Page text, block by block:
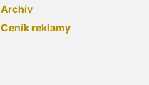
Archiv
Ceník reklamy